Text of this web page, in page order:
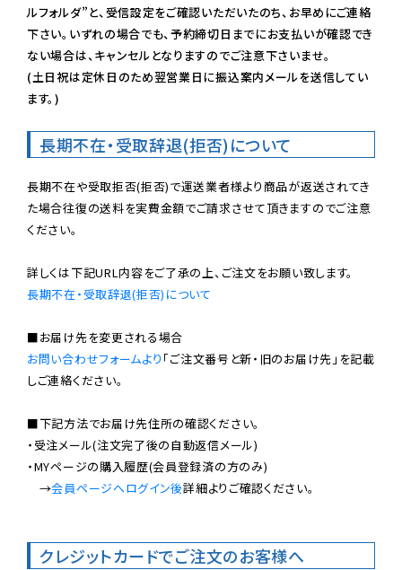
ルフォルダ”と、受信設定をご確認いただいたのち、お早めにご連絡
下さい。いずれの場合でも、予約締切日までにお支払いが確認でき
ない場合は、キャンセルとなりますのでご注意下さいませ。
(土日祝は定休日のため翌営業日に振込案内メールを送信してい
ます。)
長期不在・受取辞退(拒否)について
長期不在や受取拒否(拒否)で運送業者様より商品が返送されてき
た場合往復の送料を実費金額でご請求させて頂きますのでご注意
ください。
長期不在・受取辞退(拒否)について
お問い合わせフォームより 「ご注文番号と新・旧のお届け先」を記載
しご連絡ください。
■下記方法でお届け先住所の確認ください。
・受注メール(注文完了後の自動返信メール)
・MYページの購入履歴(会員登録済の方のみ)
→会員ページへログイン後詳細よりご確認ください。
クレジットカードでご注文のお客様へ